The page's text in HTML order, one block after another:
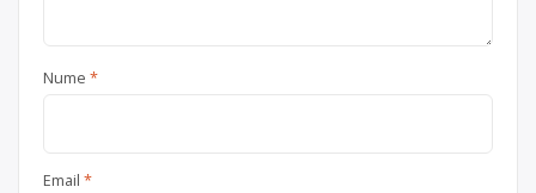
Nume *
Email *